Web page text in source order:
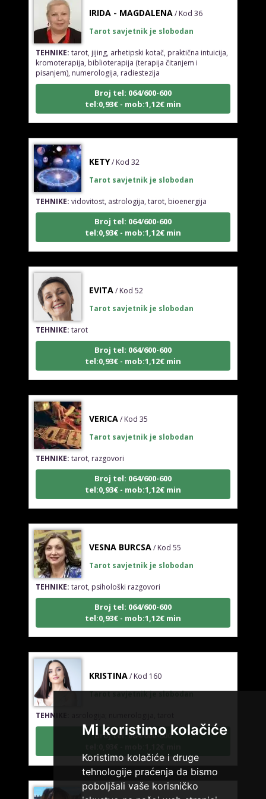
Mi koristimo kolačiće
Koristimo kolačiće i druge
tehnologije praćenja da bismo
poboljšali vaše korisničko
TEHNIKE:tarot, jijing, arhetipski kotač, praktična intuicija,
kromoterapija, biblioterapija (terapija čitanjem i
pisanjem), numerologija, radiestezija
Broj tel: 064/600-600
tel:0,93€ - mob:1,12€ min
TEHNIKE:vidovitost, astrologija, tarot, bioenergija
Broj tel: 064/600-600
tel:0,93€ - mob:1,12€ min
TEHNIKE:tarot
Broj tel: 064/600-600
tel:0,93€ - mob:1,12€ min
TEHNIKE:tarot, razgovori
Broj tel: 064/600-600
tel:0,93€ - mob:1,12€ min
TEHNIKE:tarot, psihološki razgovori
Broj tel: 064/600-600
tel:0,93€ - mob:1,12€ min
TEHNIKE:
Broj tel: 064/600-600
tel:0,93€ - mob:1,12€ min
VESNA